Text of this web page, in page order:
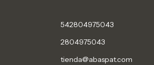
542804975043
2804975043
tienda@abaspat.com